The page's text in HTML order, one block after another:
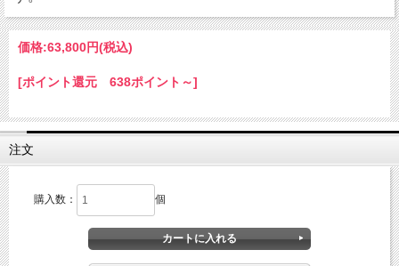
価格:63,800円(税込)
[ポイント還元 638ポイント～]
注文
購入数： 個